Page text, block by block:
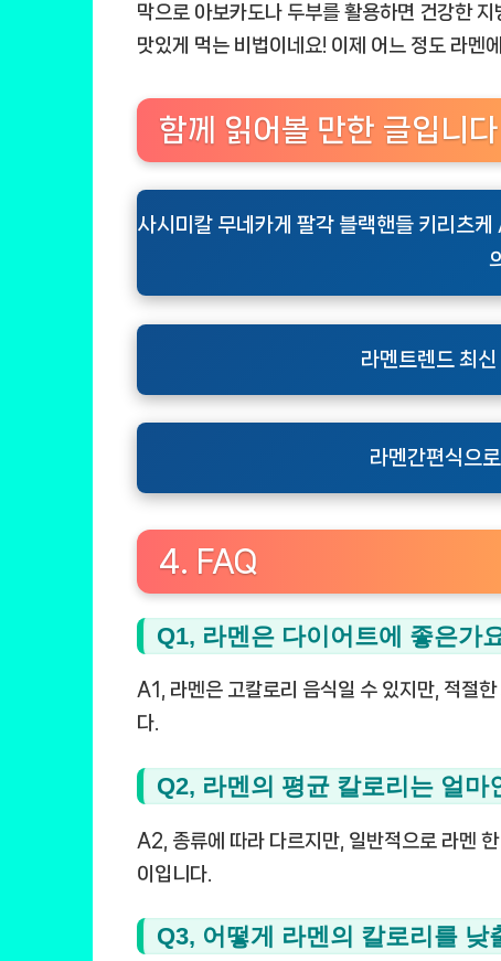
막으로 아보카도나 두부를 활용하면 건강한 지
맛있게 먹는 비법이네요! 이제 어느 정도 라멘
함께 읽어볼 만한 글입니다
사시미칼 무네카게 팔각 블랙핸들 키리츠
라멘트렌드 최신
라멘간편식으
4. FAQ
Q1, 라멘은 다이어트에 좋은가
A1, 라멘은 고칼로리 음식일 수 있지만, 적절
다.
Q2, 라멘의 평균 칼로리는 얼마
A2, 종류에 따라 다르지만, 일반적으로 라
이입니다.
Q3, 어떻게 라멘의 칼로리를 낮